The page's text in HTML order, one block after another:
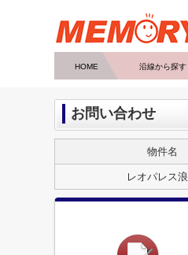
HOME 沿線から探す
お問い合わせ
物件名
レオパレス